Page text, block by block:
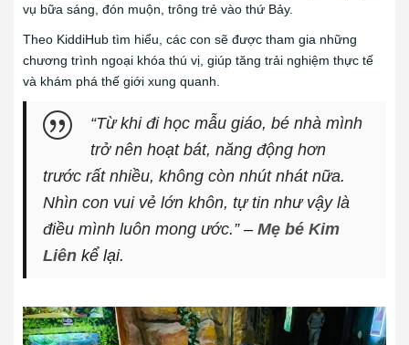
vụ bữa sáng, đón muộn, trông trẻ vào thứ Bảy.
Theo KiddiHub tìm hiểu, các con sẽ được tham gia những
chương trình ngoại khóa thú vị, giúp tăng trải nghiệm thực tế
và khám phá thế giới xung quanh.
“Từ khi đi học mẫu giáo, bé nhà mình
trở nên hoạt bát, năng động hơn
trước rất nhiều, không còn nhút nhát nữa.
Nhìn con vui vẻ lớn khôn, tự tin như vậy là
điều mình luôn mong ước.” – Mẹ bé Kim
Liênkể lại.